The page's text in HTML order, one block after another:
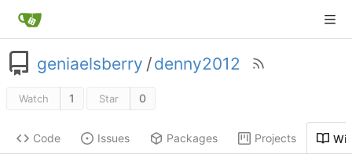
geniaelsberry /denny2012
Watch 1 Star 0
Code Issues Packages Projects